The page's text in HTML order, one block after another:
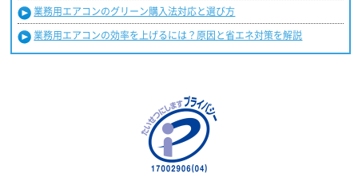
業務用エアコンのグリーン購入法対応と選び方
業務用エアコンの効率を上げるには？原因と省エネ対策を解説